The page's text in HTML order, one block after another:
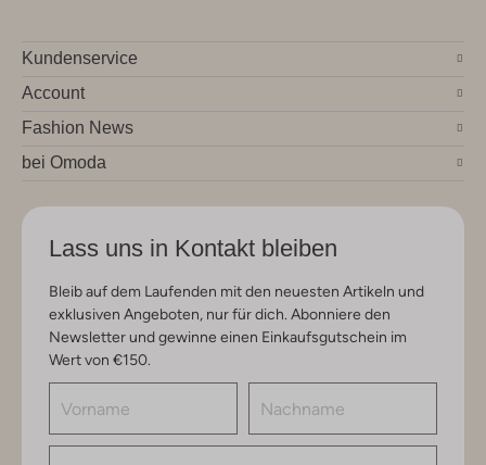
Kundenservice
Account
Fashion News
bei Omoda
Lass uns in Kontakt bleiben
Bleib auf dem Laufenden mit den neuesten Artikeln und
exklusiven Angeboten, nur für dich. Abonniere den
Newsletter und gewinne einen Einkaufsgutschein im
Wert von €150.